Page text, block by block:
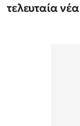
τελευταία νέα